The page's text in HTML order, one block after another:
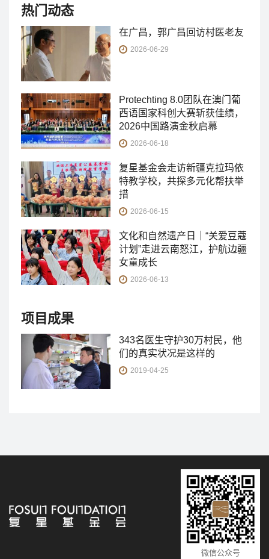
热门动态
在广昌，郭广昌回访村医老友
2026-06-29
Protechting 8.0团队在澳门葡
西语国家科创大赛斩获佳绩，
2026中国路演金秋启幕
2026-06-18
复星基金会走访新疆克拉玛依
特教学校，共探多元化帮扶举
措
2026-06-15
文化和自然遗产日｜“关爱豆蔻
计划”走进云南怒江，护航边疆
女童成长
2026-06-13
项目成果
343名医生守护30万村民，他
们的真实状况是这样的
2019-04-25
微信公众号